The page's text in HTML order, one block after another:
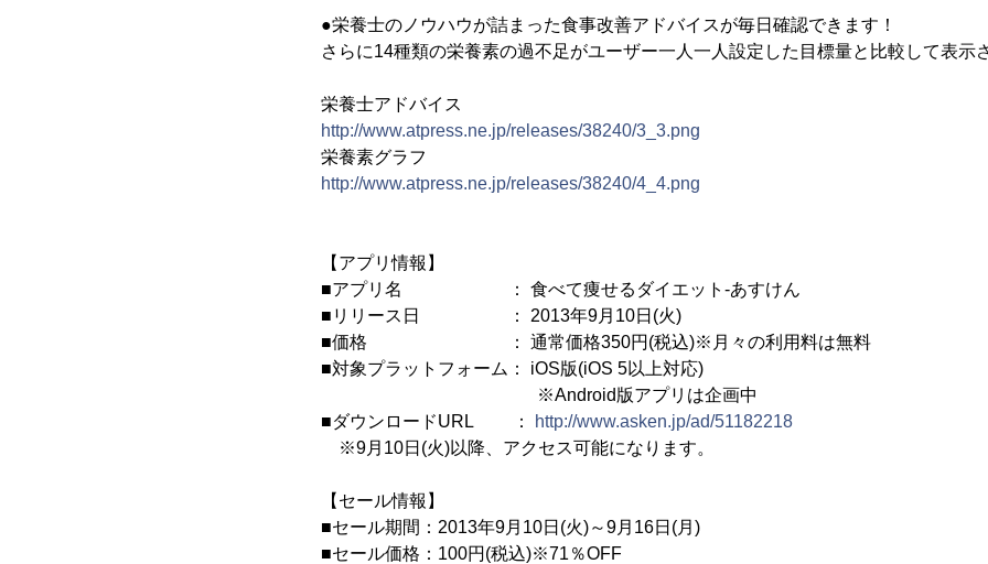
●栄養士のノウハウが詰まった食事改善アドバイスが毎日確認できます！
さらに14種類の栄養素の過不足がユーザー一人一人設定した目標量と比較して表示
栄養士アドバイス
http://www.atpress.ne.jp/releases/38240/3_3.png
栄養素グラフ
http://www.atpress.ne.jp/releases/38240/4_4.png
【アプリ情報】
■アプリ名 ： 食べて痩せるダイエット-あすけん
■リリース日 ： 2013年9月10日(火)
■価格 ： 通常価格350円(税込)※月々の利用料は無料
■対象プラットフォーム： iOS版(iOS 5以上対応)
※Android版アプリは企画中
■ダウンロードURL ：
http://www.asken.jp/ad/51182218
※9月10日(火)以降、アクセス可能になります。
【セール情報】
■セール期間：2013年9月10日(火)～9月16日(月)
■セール価格：100円(税込)※71％OFF